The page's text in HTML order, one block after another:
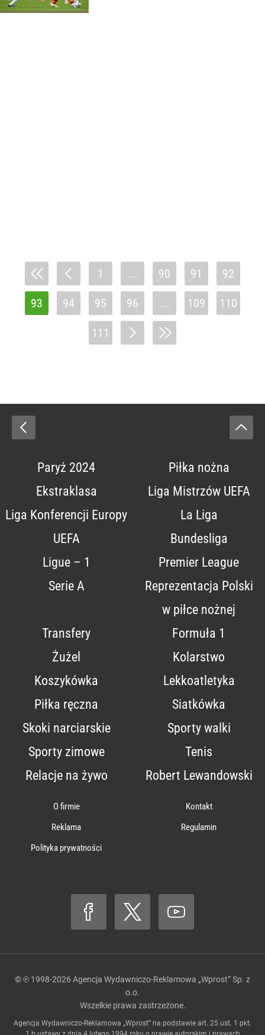
1 ... 90 91 92
93 94 95 96 ... 109 110
111
Paryż 2024
Piłka nożna
Ekstraklasa
Liga Mistrzów UEFA
Liga Konferencji Europy
UEFA
La Liga
Bundesliga
Ligue – 1
Premier League
Serie A
Reprezentacja Polski
w piłce nożnej
Transfery
Formuła 1
Żużel
Kolarstwo
Koszykówka
Lekkoatletyka
Piłka ręczna
Siatkówka
Skoki narciarskie
Sporty walki
Sporty zimowe
Tenis
Relacje na żywo
Robert Lewandowski
O firmie
Kontakt
Reklama
Regulamin
Polityka prywatności
© ℗ 1998-2026 Agencja Wydawniczo-Reklamowa „Wprost” Sp. z
o.o.
Wszelkie prawa zastrzeżone.
Agencja Wydawniczo-Reklamowa „Wprost” na podstawie art. 25 ust. 1 pkt.